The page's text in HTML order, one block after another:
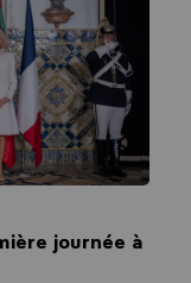
journée à